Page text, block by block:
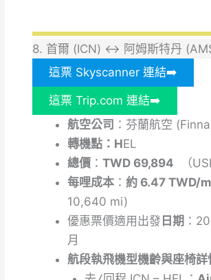
8. 首爾 (ICN) ↔ 阿姆斯特丹
這票 Skyscanner 連結➡️
這票 Trip.com 連結➡️
航空公司 ：芬蘭航空
轉機點：HEL
總價： TWD 69,894 （
每哩成本： 約 6.47 TWD/
10,640 mi)
優惠票價適用出發 日期 ：
月
航段執飛機型機齡與座椅詳